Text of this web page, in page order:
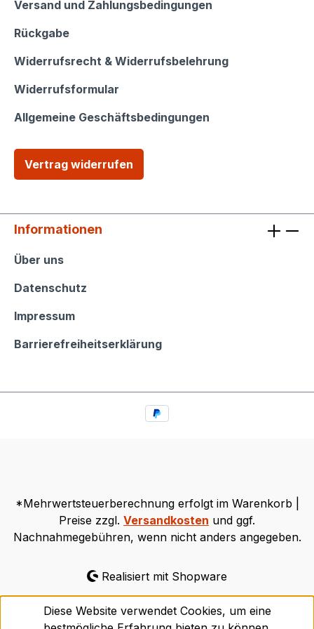
Versand und Zahlungsbedingungen
Rückgabe
Widerrufsrecht & Widerrufsbelehrung
Widerrufsformular
Allgemeine Geschäftsbedingungen
Vertrag widerrufen
Informationen
Informationen
Über uns
Datenschutz
Impressum
Barrierefreiheitserklärung
*Mehrwertsteuerberechnung erfolgt im Warenkorb |
Preise zzgl. Versandkosten und ggf.
Nachnahmegebühren, wenn nicht anders angegeben.
Realisiert mit Shopware
Diese Website verwendet Cookies, um eine